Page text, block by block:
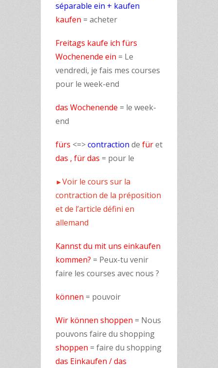
séparable ein + kaufen
kaufen = acheter
Freitags kaufe ich fürs
Wochenende ein = Le
vendredi, je fais mes courses
pour le week-end
das Wochenende = le week-
end
fürs <=>contraction de füret
das , fürdas = pour le
►Voir le cours sur la
contraction de la préposition
et de l’article défini en
allemand
Kannst du mit uns einkaufen
kommen? = Peux-tu venir
faire les courses avec nous ?
können = pouvoir
Wir können shoppen = Nous
pouvons faire du shopping
shoppen = faire du shopping
das Einkaufen / das